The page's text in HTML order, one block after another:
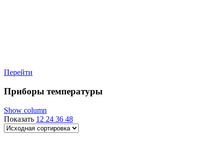
Перейти
Приборы температуры
Show column
Показать 12 24 36 48